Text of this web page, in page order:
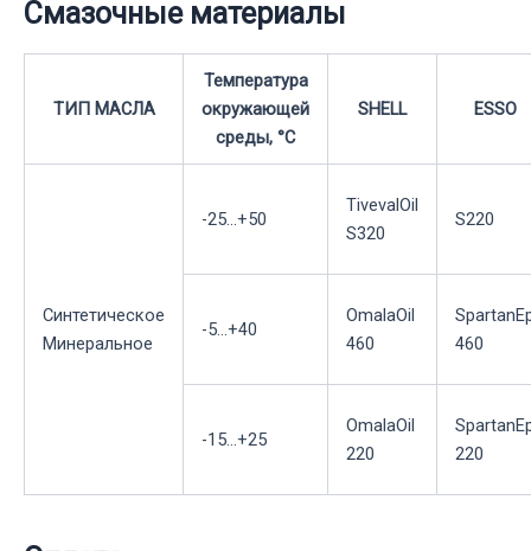
Смазочные материалы
ТИП МАСЛА
Температура
окружающей
среды, °С
SHELL ESSO
Синтетическое
Минеральное
-25...+50
TivevalOil
S320
S220
-5...+40
OmalaOil
460
460
-15...+25
OmalaOil
220
220